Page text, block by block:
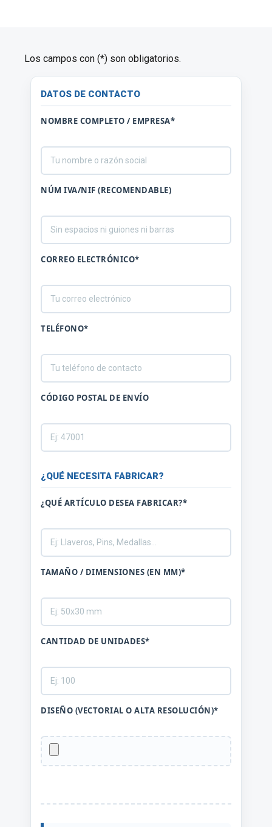
Los campos con (*) son obligatorios.
DATOS DE CONTACTO
NOMBRE COMPLETO / EMPRESA*
NÚM IVA/NIF (RECOMENDABLE)
CORREO ELECTRÓNICO*
TELÉFONO*
CÓDIGO POSTAL DE ENVÍO
¿QUÉ NECESITA FABRICAR?
¿QUÉ ARTÍCULO DESEA FABRICAR?*
TAMAÑO / DIMENSIONES (EN MM)*
CANTIDAD DE UNIDADES*
DISEÑO (VECTORIAL O ALTA RESOLUCIÓN)*